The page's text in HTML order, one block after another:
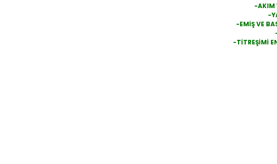
-AKIM
-
-EMİŞ VE
-TİTREŞİMİ